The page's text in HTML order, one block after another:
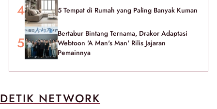
5 Tempat di Rumah yang Paling Banyak Kuman
Bertabur Bintang Ternama, Drakor Adaptasi
Webtoon 'A Man's Man' Rilis Jajaran
Pemainnya
DETIK NETWORK